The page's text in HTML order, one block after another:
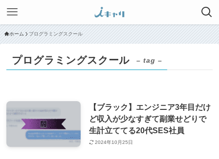
ホーム プログラミングスクール
プログラミングスクール – tag –
【ブラック】エンジニア3年目だけ
ど収入が少なすぎて副業せどりで
生計立ててる20代SES社員
2024年10月25日